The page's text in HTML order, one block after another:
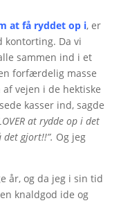
at få ryddet op i, er
kontorting. Da vi
sammen ind i et
forfærdelig masse
vejen i de hektiske
kasser ind, sagde
at rydde op i det
det gjort!!”. Og jeg
år, og da jeg i sin tid
knaldgod ide og